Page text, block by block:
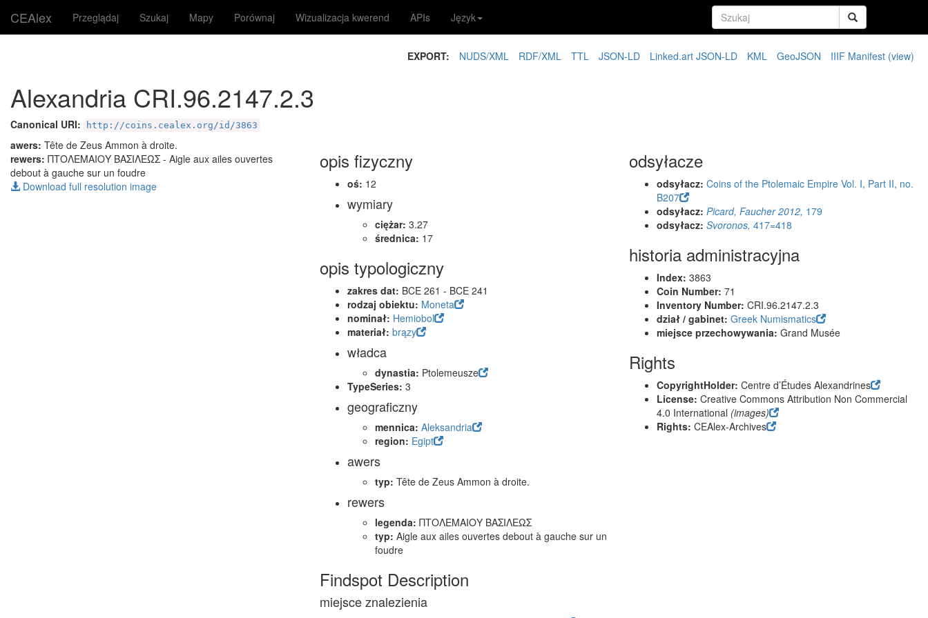
CEAlex Przeglądaj Szukaj Mapy Porównaj Wizualizacja kwerend APIs Język
EXPORT: NUDS/XML RDF/XML TTL JSON-LD Linked.art JSON-LD KML GeoJSON IIIF Manifest (view)
Alexandria CRI.96.2147.2.3
Canonical URI: http://coins.cealex.org/id/3863
awers: Tête de Zeus Ammon à droite.
rewers: ΠΤΟΛΕΜΑΙΟΥ ΒΑΣΙΛΕΩΣ - Aigle aux ailes ouvertes
debout à gauche sur un foudre
Download full resolution image
opis fizyczny
oś: 12
wymiary
ciężar: 3.27
średnica: 17
opis typologiczny
zakres dat: BCE 261 - BCE 241
rodzaj obiektu: Moneta
nominał: Hemiobol
materiał: brązy
władca
dynastia: Ptolemeusze
TypeSeries: 3
geograficzny
mennica: Aleksandria
region: Egipt
awers
typ: Tête de Zeus Ammon à droite.
rewers
legenda: ΠΤΟΛΕΜΑΙΟΥ ΒΑΣΙΛΕΩΣ
typ: Aigle aux ailes ouvertes debout à gauche sur un
foudre
Findspot Description
miejsce znalezienia
odsyłacze
odsyłacz: Coins of the Ptolemaic Empire Vol. I, Part II, no.
B207
odsyłacz: Picard, Faucher 2012, 179
odsyłacz: Svoronos, 417=418
historia administracyjna
Index: 3863
Coin Number: 71
Inventory Number: CRI.96.2147.2.3
dział / gabinet: Greek Numismatics
miejsce przechowywania: Grand Musée
Rights
CopyrightHolder: Centre d’Études Alexandrines
License: Creative Commons Attribution Non Commercial
4.0 International (images)
Rights: CEAlex-Archives